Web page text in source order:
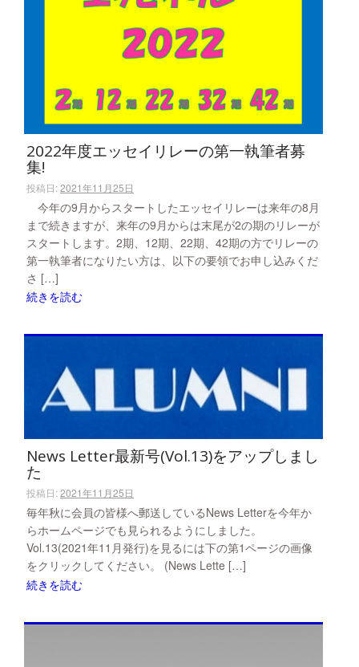
2022年度エッセイリレーの第一執筆者募
集!
投稿日:2021年11月25日
今年の9月からスタートしたエッセイリレーは来年の8月
まで続きますが、来年の9月からは末尾が2の期のリレーが
スタートします。2期、12期、22期、42期の方でリレーの
第一執筆者になりたい方は、以下の要領でお申し込みくだ
さ […]
続きを読む
News Letter最新号(Vol.13)をアップしまし
た
投稿日:2021年11月25日
毎年秋に会員の皆様へ郵送しているNews Letterを今年か
らホームページでも見られるようにしました。
Vol.13(2021年11月発行)を見るには下の第1ページの画像
をクリックしてください。 (News Lette […]
続きを読む